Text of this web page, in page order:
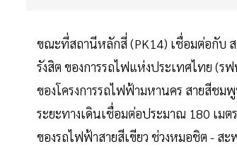
ขณะที่สถานีหลักสี่ (PK14) เชื่อมต่อกับ
รังสิต ของการรถไฟแห่งประเทศไทย (ร
ของโครงการรถไฟฟ้ามหานคร สายสีช
ระยะทางเดินเชื่อมต่อประมาณ 180 เม
ของรถไฟฟ้าสายสีเขียว ช่วงหมอชิต - ส